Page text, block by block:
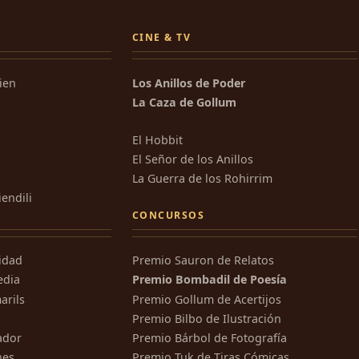
CINE & TV
Los Anillos de Poder
La Caza de Gollum
El Hobbit
El Señor de los Anillos
La Guerra de los Rohirrim
CONCURSOS
Premio Sauron de Relatos
Premio Bombadil de Poesía
Premio Gollum de Acertijos
Premio Bilbo de Ilustración
Premio Bárbol de Fotografía